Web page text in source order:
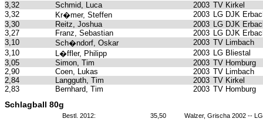
3,32 Schmid, Luca 2003 TV Kirkel
3,32
Kr�mer, Steffen 2003 LG DJK
3,30
Reitz, Joshua 2003 LG DJK
3,27
Franz, Sebastian 2003 LG DJK
3,10
Sch�ndorf, Oskar 2003 TV Limbach
3,10
L�ffler, Philipp 2003 LG Bliestal
3,05
Simon, Tim 2003 TV Homburg
2,90
Coen, Lukas 2003 TV Limbach
2,84
Langguth, Tim 2003 TV Kirkel
2,83
Bernhard, Tim 2003 TV Homburg
Schlagball 80g
Bestl. 2012: 35,50 Walzer, Grischa 2002 --